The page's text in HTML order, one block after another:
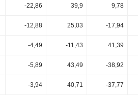
-22,86 39,9 9,78
-12,88 25,03 -17,94
-4,49 -11,43 41,39
-5,89 43,49 -38,92
-3,94 40,71 -37,77